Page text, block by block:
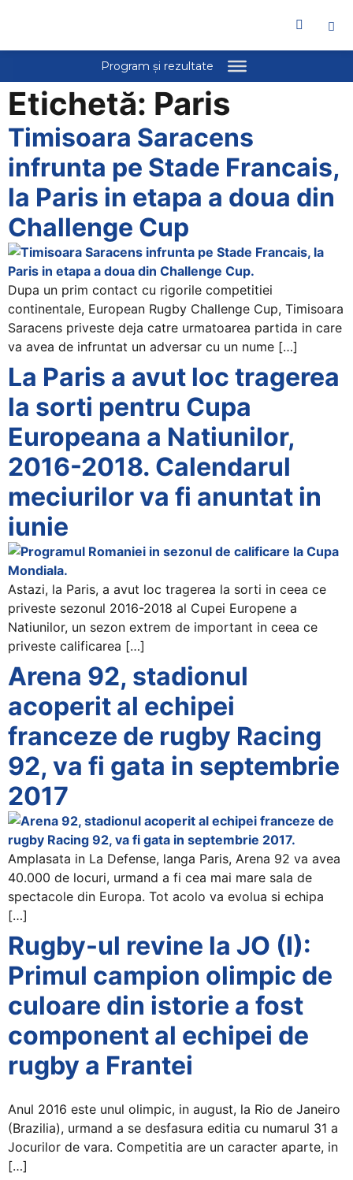
All
One
Accessibility
reader.
To
start
the
All
One
Accessibility
screen
reader,
press
"Ctrl
/".
This
shortcut
activates
the
screen
reader
to
help
you
navigate
and
interact
with
the
content.
Etichetă: Paris
Timisoara Saracens
infrunta pe Stade Francais,
la Paris in etapa a doua din
Challenge Cup
Dupa un prim contact cu rigorile competitiei
continentale, European Rugby Challenge Cup, Timisoara
Saracens priveste deja catre urmatoarea partida in care
va avea de infruntat un adversar cu un nume […]
La Paris a avut loc tragerea
la sorti pentru Cupa
Europeana a Natiunilor,
2016-2018. Calendarul
meciurilor va fi anuntat in
iunie
Astazi, la Paris, a avut loc tragerea la sorti in ceea ce
priveste sezonul 2016-2018 al Cupei Europene a
Natiunilor, un sezon extrem de important in ceea ce
priveste calificarea […]
Arena 92, stadionul
acoperit al echipei
franceze de rugby Racing
92, va fi gata in septembrie
2017
Amplasata in La Defense, langa Paris, Arena 92 va avea
40.000 de locuri, urmand a fi cea mai mare sala de
spectacole din Europa. Tot acolo va evolua si echipa
[…]
Rugby-ul revine la JO (I):
Primul campion olimpic de
culoare din istorie a fost
component al echipei de
rugby a Frantei
Anul 2016 este unul olimpic, in august, la Rio de Janeiro
(Brazilia), urmand a se desfasura editia cu numarul 31 a
Jocurilor de vara. Competitia are un caracter aparte, in
[…]